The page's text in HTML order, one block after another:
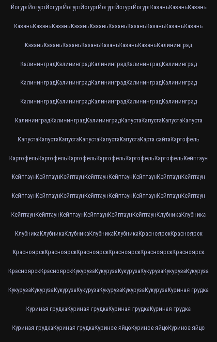
ЙогуртЙогуртЙогуртЙогуртЙогуртЙогуртЙогуртЙогуртКазаньКазаньКазань
КазаньКазаньКазаньКазаньКазаньКазаньКазаньКазаньКазаньКазань
КазаньКазаньКазаньКазаньКазаньКазаньКазаньКалининград
КалининградКалининградКалининградКалининградКалининград
КалининградКалининградКалининградКалининградКалининград
КалининградКалининградКалининградКалининградКалининград
КалининградКалининградКалининградКапустаКапустаКапустаКапуста
КапустаКапустаКапустаКапустаКапустаКапустаКарта сайтаКартофель
КартофельКартофельКартофельКартофельКартофельКартофельКейптаун
КейптаунКейптаунКейптаунКейптаунКейптаунКейптаунКейптаунКейптаун
КейптаунКейптаунКейптаунКейптаунКейптаунКейптаунКейптаунКейптаун
КейптаунКейптаунКейптаунКейптаунКейптаунКейптаунКлубникаКлубника
КлубникаКлубникаКлубникаКлубникаКлубникаКрасноярскКрасноярск
КрасноярскКрасноярскКрасноярскКрасноярскКрасноярскКрасноярск
КрасноярскКрасноярскКукурузаКукурузаКукурузаКукурузаКукурузаКукуруза
КукурузаКукурузаКукурузаКукурузаКукурузаКукурузаКукурузаКуриная грудка
Куриная грудкаКуриная грудкаКуриная грудкаКуриная грудка
Куриная грудкаКуриная грудкаКуриное яйцоКуриное яйцоКуриное яйцо